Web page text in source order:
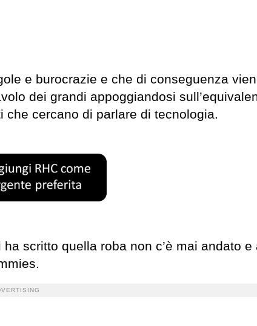
e burocrazie e che di conseguenza
dei grandi appoggiandosi
cercano di parlare di tecnologia.
scritto quella roba non c’è mai andato e